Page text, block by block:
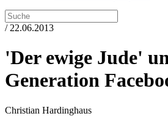
/ 22.06.2013
'Der ewige Jude'
Generation
Christian Hardinghaus